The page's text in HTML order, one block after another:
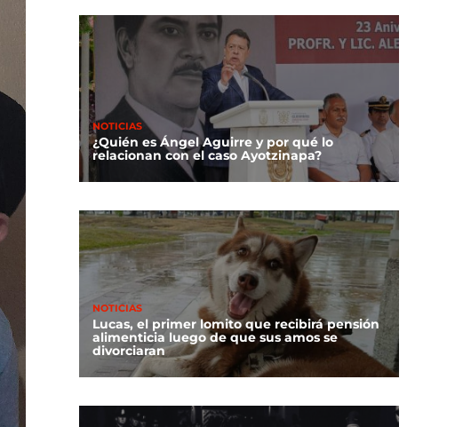
NOTICIAS
¿Quién es Ángel Aguirre y por qué lo
relacionan con el caso Ayotzinapa?
NOTICIAS
Lucas, el primer lomito que recibirá pensión
alimenticia luego de que sus amos se
divorciaran